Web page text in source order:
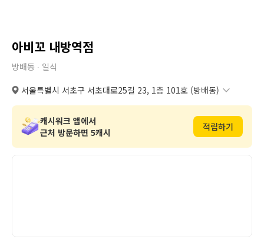
아비꼬 내방역점
방배동 ∙ 일식
서울특별시 서초구 서초대로25길 23, 1층 101호 (방배동)
지번 서울특별시 서초구 방배동 875번지 20호 1층 101호 복사
캐시워크 앱에서
근처 방문하면 5캐시
적립하기